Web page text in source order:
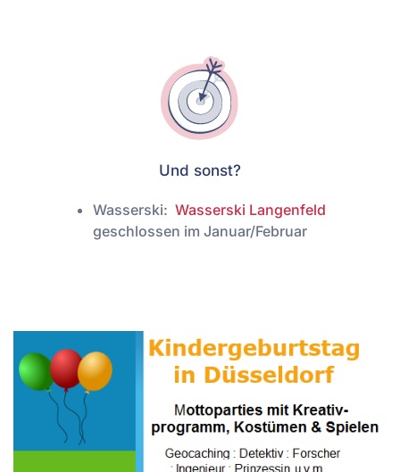
Und sonst?
Wasserski: Wasserski Langenfeld
geschlossen im Januar/Februar